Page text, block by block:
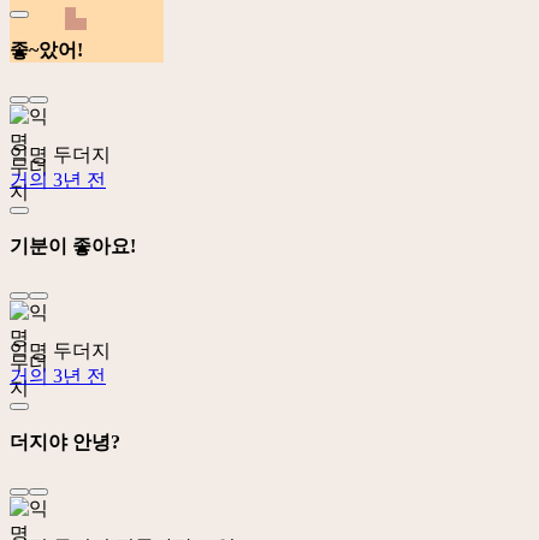
좋~았어!
익명 두더지
거의 3년 전
기분이 좋아요!
익명 두더지
거의 3년 전
더지야 안녕?